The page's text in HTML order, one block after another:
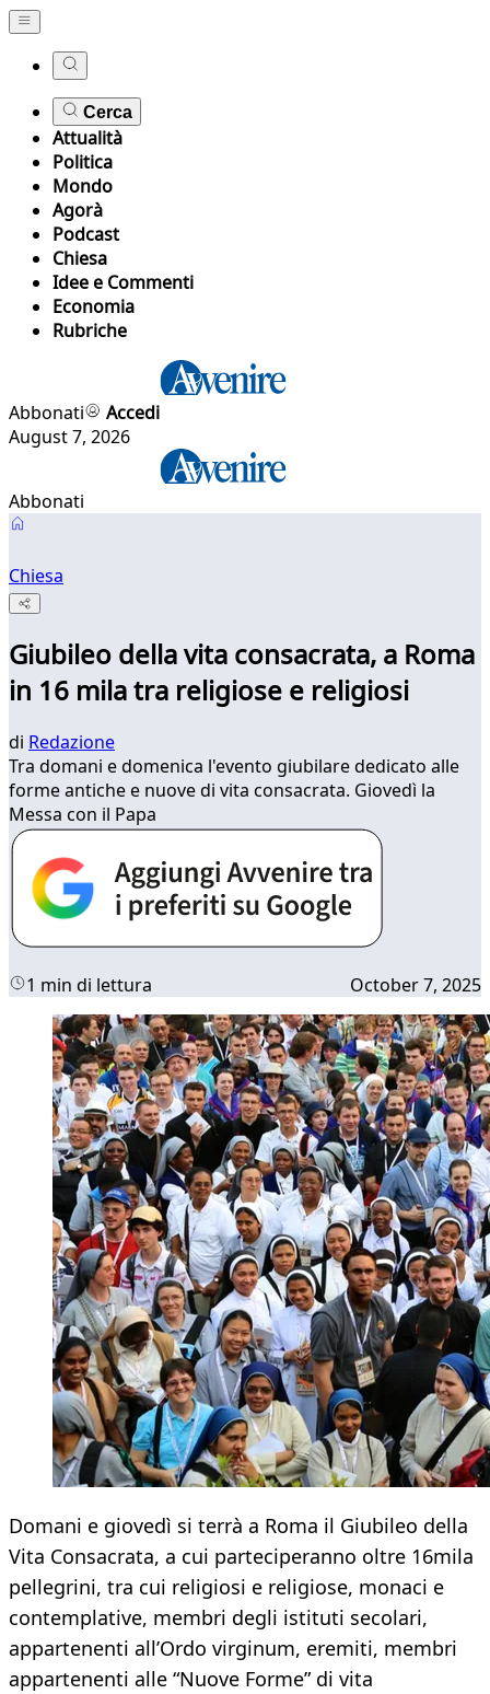
Cerca
Attualità
Politica
Mondo
Agorà
Podcast
Chiesa
Idee e Commenti
Economia
Rubriche
Abbonati
Accedi
August 7, 2026
Abbonati
Chiesa
Giubileo della vita consacrata, a Roma
in 16 mila tra religiose e religiosi
di Redazione
Tra domani e domenica l'evento giubilare dedicato alle
forme antiche e nuove di vita consacrata. Giovedì la
Messa con il Papa
1 min di lettura October 7, 2025
Domani e giovedì si terrà a Roma il Giubileo della
Vita Consacrata, a cui parteciperanno oltre 16mila
pellegrini, tra cui religiosi e religiose, monaci e
contemplative, membri degli istituti secolari,
appartenenti all’Ordo virginum, eremiti, membri
appartenenti alle “Nuove Forme” di vita